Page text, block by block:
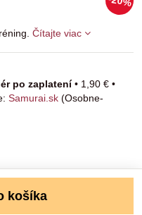
Čítajte viac
po zaplatení• 1,90 € •
Samurai.sk (Osobne-
košíka